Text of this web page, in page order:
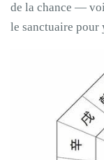
de la chance —
le sanctuaire pour